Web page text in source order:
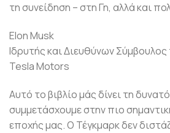
τη συνείδηση – στη Γη, αλλά και
Elon Musk
Ιδρυτής και Διευθύνων Σύμβουλος
Tesla Motors
Αυτό το βιβλίο μάς δίνει τη
συμμετάσχουμε στην πιο
εποχής μας. Ο Τέγκμαρκ δεν